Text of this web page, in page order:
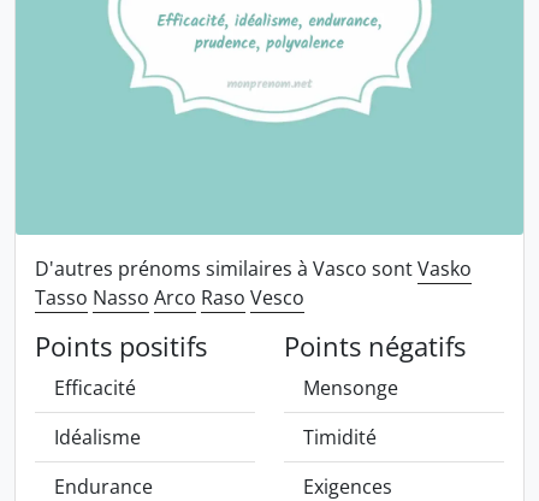
D'autres prénoms similaires à Vasco sontVasko
Tasso Nasso Arco Raso Vesco
Points positifs
Efficacité
Idéalisme
Endurance
Points négatifs
Mensonge
Timidité
Exigences